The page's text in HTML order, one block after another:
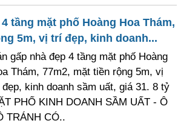
tầng mặt phố Hoàng Hoa Thám,
5m, vị trí đẹp, kinh doanh...
gấp nhà đẹp 4 tầng mặt phố Hoàng
Thám, 77m2, mặt tiền rộng 5m, vị
kinh doanh sầm uất, giá 31. 8 tỷ
PHỐ KINH DOANH SẦM UẤT - Ô
TRÁNH CÓ..